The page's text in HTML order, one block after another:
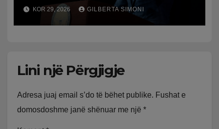
KOR 29, 2026 GILBERTA SIMONI
Lini një Përgjigje
Adresa juaj email s’do të bëhet publike. Fushat e
domosdoshme janë shënuar me një *